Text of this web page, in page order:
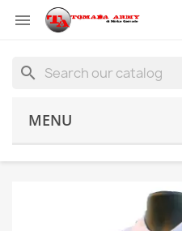

search
MENU